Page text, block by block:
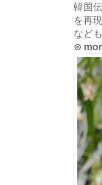
韓国
を再
など
⊙